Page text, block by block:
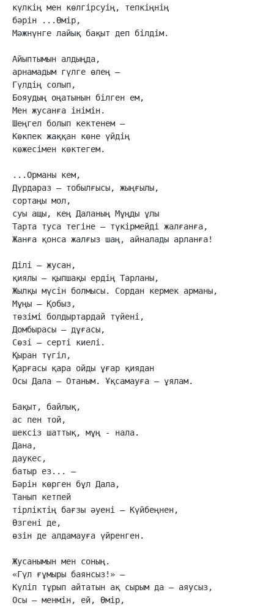
күлкің мен көлгірсуің, тепкіңнің
бәрін ...Өмір,
Мәжнүнге лайық бақыт деп білдім.
Айыптымын алдыңда,
арнамадым гүлге өлең —
Гүлдің солып,
Бояудың оңатынын білген ем,
Мен жусанға інімін.
Шеңгел болып кектенем —
Көкпек жаққан көне үйдің
көжесімен көктегем.
...Орманы кем,
Дүрдараз — тобылғысы, жыңғылы,
сортаңы мол,
суы ащы, кең Даланың Мұңды ұлы
Тарта туса тегіне – түкірмейді жалғанға,
Жанға қонса жалғыз шаң, айналады арланға!
Ділі — жусан,
қиялы — қыпшақы ердің Тарланы,
Жылқы мүсін болмысы. Сордан кермек арманы,
Мұңы – Қобыз,
төзімі болдыртардай түйені,
Домбырасы – дұғасы,
Сөзі – серті киелі.
Қыран түгіл,
Қарғасы қара ойды ұғар қиядан
Осы Дала — Отаным. Ұқсамауға – ұялам.
Бақыт, байлық,
ас пен той,
шексіз шаттық, мұң - нала.
Дана,
даукес,
батыр ез... —
Бәрін көрген бұл Дала,
Танып кетпей
тірліктің бағзы әуені — Күйбеңнен,
Өзгені де,
өзін де алдамауға үйренген.
Жусанымын мен соның.
«Гүл ғұмыры баянсыз!» —
Күліп тұрып айтатын ақ сырым да — аяусыз,
Осы — менмін, ей, Өмір,